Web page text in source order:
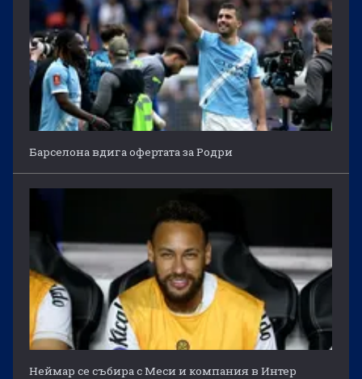
Барселона вдига офертата за Родри
Неймар се събира с Меси и компания в Интер